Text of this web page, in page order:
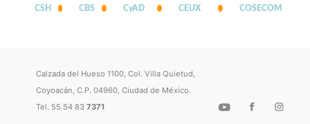
CSH CBS CyAD CEUX COSECOM
Calzada del Hueso 1100, Col. Villa Quietud,
Coyoacán, C.P. 04960, Ciudad de México.
Tel. 55 54 837371